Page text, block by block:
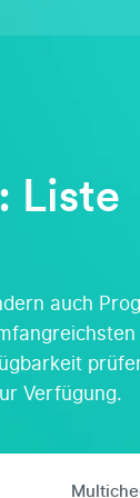
Liste
auch
Verfügung.